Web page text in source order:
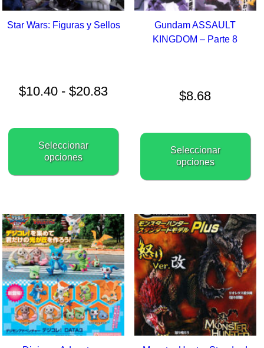
Star Wars: Figuras y Sellos
$10.40 - $20.83precios:
hasta
$20.83
Seleccionar
opciones
Este
variantes.
se
pueden
elegir
en
la
página
de
producto
Gundam ASSAULT
KINGDOM – Parte 8
$8.68
Seleccionar
opciones
la